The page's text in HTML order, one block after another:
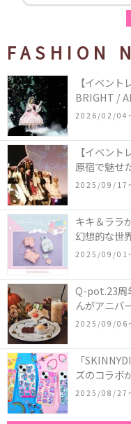
FASHION
【イベン
BRIGHT /
2026/02/04
【イベン
原宿で魅せ
2025/09/17
キキ＆ララ
幻想的な世
ツインスタ
2025/09/01
Q-pot.23周
んがアニバ
ーキアクセ
「かぼち
2025/09/06
「
ズのコラボ
作コレクシ
2025/08/27